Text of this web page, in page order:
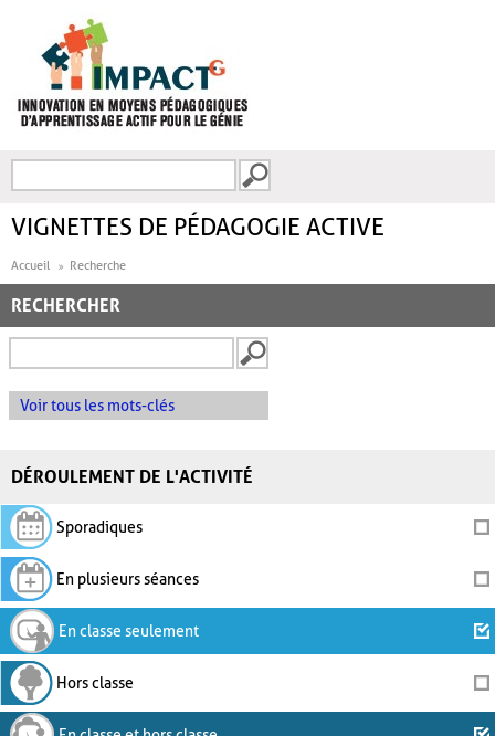
FORMULAIRE DE
VIGNETTES DE PÉDAGOGIE ACTIVE
Accueil Recherche
RECHERCHER
Voir tous les mots-clés
DÉROULEMENT DE L'ACTIVITÉ
Sporadiques
En plusieurs séances
En classe seulement
Hors classe